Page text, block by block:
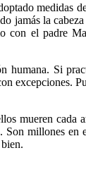
medidas
jamás la
con el padre
Si
excepciones.
mueren cada
Son millones